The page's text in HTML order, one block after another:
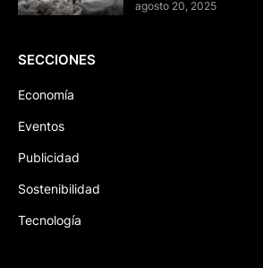
agosto 20, 2025
SECCIONES
Economía
Eventos
Publicidad
Sostenibilidad
Tecnología